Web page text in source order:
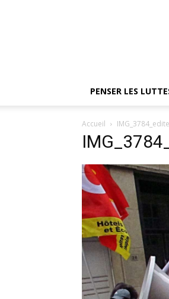
PENSER LES
Accueil